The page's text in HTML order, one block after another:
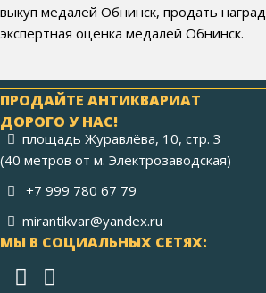
выкуп медалей Обнинск, продать
экспертная оценка медалей Обнинск.
ПРОДАЙТЕ АНТИКВАРИАТ
ДОРОГО У НАС!
площадь Журавлёва, 10, стр. 3
(40 метров от м. Электрозаводская)
+7 999 780 67 79
mirantikvar@yandex.ru
МЫ В СОЦИАЛЬНЫХ СЕТЯХ: